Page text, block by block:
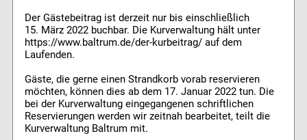
Der Gästebeitrag ist derzeit nur bis einschließlich
15. März 2022 buchbar. Die Kurverwaltung hält unter
https://www.baltrum.de/der-kurbeitrag/ auf dem
Laufenden.
Gäste, die gerne einen Strandkorb vorab reservieren
möchten, können dies ab dem 17. Januar 2022 tun. Die
bei der Kurverwaltung eingegangenen schriftlichen
Reservierungen werden wir zeitnah bearbeitet, teilt die
Kurverwaltung Baltrum mit.